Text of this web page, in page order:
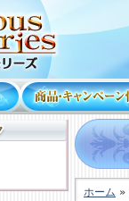
ホーム »